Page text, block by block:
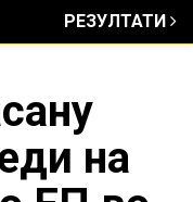
РЕЗУЛТАТИ
на